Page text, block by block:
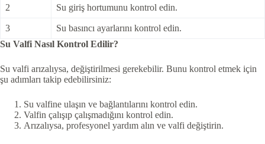
2 Su giriş hortumunu kontrol edin.
3
Su basıncı ayarlarını kontrol edin.
Su Valfi Nasıl Kontrol Edilir?
Su valfi arızalıysa, değiştirilmesi gerekebilir. Bunu kontrol etmek için
şu adımları takip edebilirsiniz:
Su valfine ulaşın ve bağlantılarını kontrol edin.
Valfin çalışıp çalışmadığını kontrol edin.
Arızalıysa, profesyonel yardım alın ve valfi değiştirin.